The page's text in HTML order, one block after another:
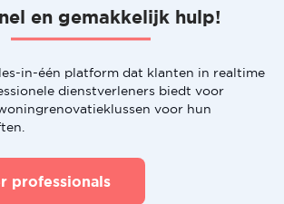
en gemakkelijk hulp!
in-één platform dat klanten in realtime
dienstverleners biedt voor
voor hun
professionals